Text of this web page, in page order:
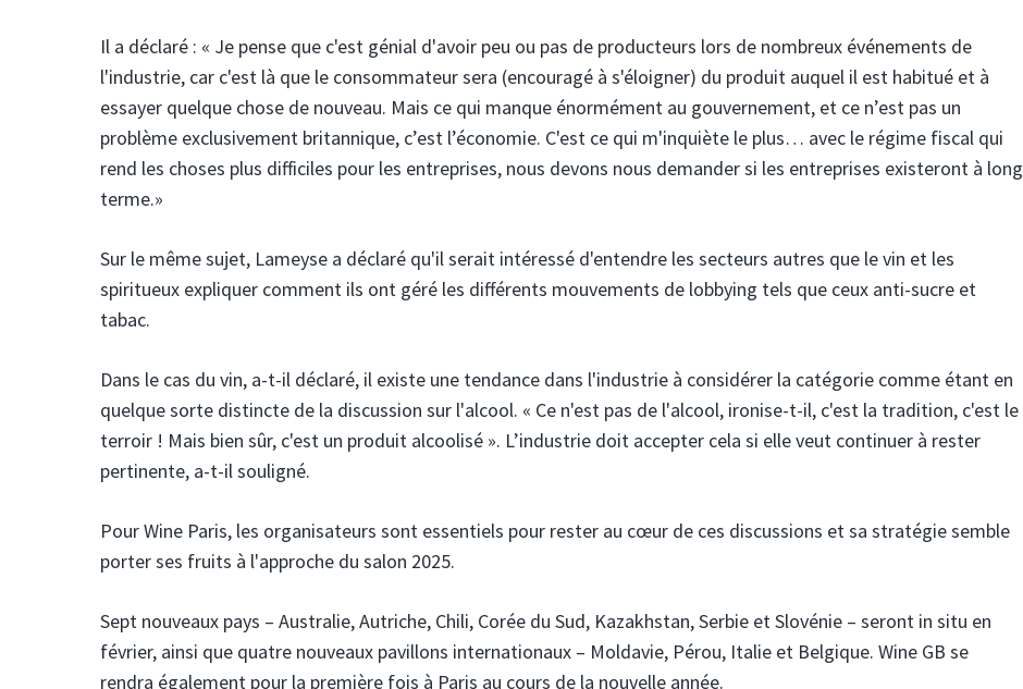
Il a déclaré : « Je pense que c'est génial d'avoir peu ou pas de producteurs lors de nombreux événements de
l'industrie, car c'est là que le consommateur sera (encouragé à s'éloigner) du produit auquel il est habitué et à
essayer quelque chose de nouveau. Mais ce qui manque énormément au gouvernement, et ce n’est pas un
problème exclusivement britannique, c’est l’économie. C'est ce qui m'inquiète le plus… avec le régime fiscal qui
rend les choses plus difficiles pour les entreprises, nous devons nous demander si les entreprises existeront à long
terme.»
Sur le même sujet, Lameyse a déclaré qu'il serait intéressé d'entendre les secteurs autres que le vin et les
spiritueux expliquer comment ils ont géré les différents mouvements de lobbying tels que ceux anti-sucre et
tabac.
Dans le cas du vin, a-t-il déclaré, il existe une tendance dans l'industrie à considérer la catégorie comme étant en
quelque sorte distincte de la discussion sur l'alcool. « Ce n'est pas de l'alcool, ironise-t-il, c'est la tradition, c'est le
terroir ! Mais bien sûr, c'est un produit alcoolisé ». L’industrie doit accepter cela si elle veut continuer à rester
pertinente, a-t-il souligné.
Pour Wine Paris, les organisateurs sont essentiels pour rester au cœur de ces discussions et sa stratégie semble
porter ses fruits à l'approche du salon 2025.
Sept nouveaux pays – Australie, Autriche, Chili, Corée du Sud, Kazakhstan, Serbie et Slovénie – seront in situ en
février, ainsi que quatre nouveaux pavillons internationaux – Moldavie, Pérou, Italie et Belgique. Wine GB se
rendra également pour la première fois à Paris au cours de la nouvelle année.